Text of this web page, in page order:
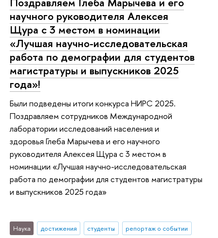
научного руководителя Алексея
Щура с 3 местом в номинации
«Лучшая научно-исследовательская
работа по демографии для студентов
магистратуры и выпускников 2025
года»!
Были подведены итоги конкурса НИРС 2025.
Поздравляем сотрудников Международной
лаборатории исследований населения и
здоровья Глеба Марычева и его научного
руководителя Алексея Щура с 3 местом в
номинации «Лучшая научно-исследовательская
работа по демографии для студентов магистратуры
и выпускников 2025 года»
Наука достижения студенты
репортаж о событии